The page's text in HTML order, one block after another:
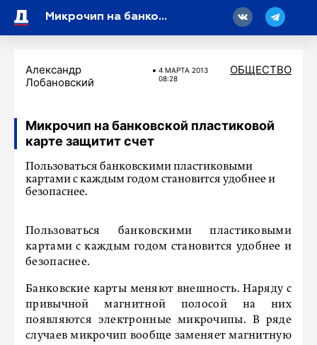
Микрочип на банковской пластиковой карте защитит счет
Александр
Лобановский
4 МАРТA 2013
08:28
ОБЩЕСТВО
Микрочип на банковской пластиковой
карте защитит счет
Пользоваться банковскими пластиковыми
картами с каждым годом становится удобнее и
безопаснее.
Пользоваться банковскими пластиковыми
картами с каждым годом становится удобнее и
безопаснее.
Банковские карты меняют внешность. Наряду с
привычной магнитной полосой на них
появляются электронные микрочипы. В ряде
случаев микрочип вообще заменяет магнитную